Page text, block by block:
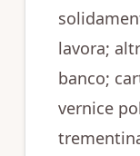
lavora;
banco;
vernice